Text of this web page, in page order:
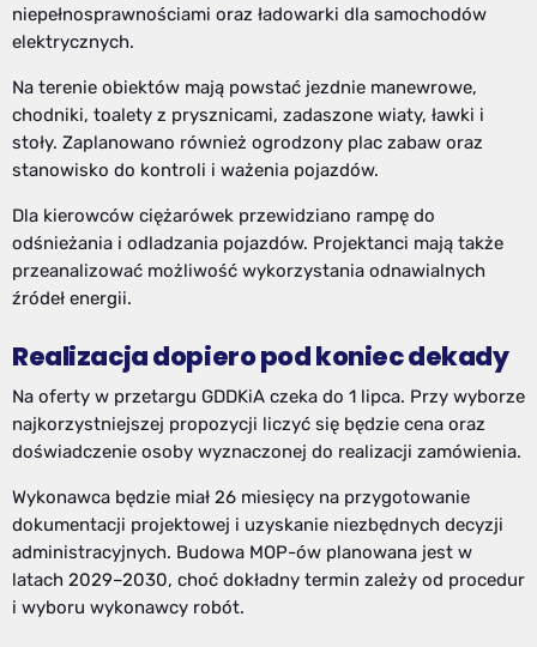
niepełnosprawnościami oraz ładowarki dla samochodów
elektrycznych.
Na terenie obiektów mają powstać jezdnie manewrowe,
chodniki, toalety z prysznicami, zadaszone wiaty, ławki i
stoły. Zaplanowano również ogrodzony plac zabaw oraz
stanowisko do kontroli i ważenia pojazdów.
Dla kierowców ciężarówek przewidziano rampę do
odśnieżania i odladzania pojazdów. Projektanci mają także
przeanalizować możliwość wykorzystania odnawialnych
źródeł energii.
Realizacja dopiero pod koniec dekady
Na oferty w przetargu GDDKiA czeka do 1 lipca. Przy wyborze
najkorzystniejszej propozycji liczyć się będzie cena oraz
doświadczenie osoby wyznaczonej do realizacji zamówienia.
Wykonawca będzie miał 26 miesięcy na przygotowanie
dokumentacji projektowej i uzyskanie niezbędnych decyzji
administracyjnych. Budowa MOP-ów planowana jest w
latach 2029–2030, choć dokładny termin zależy od procedur
i wyboru wykonawcy robót.